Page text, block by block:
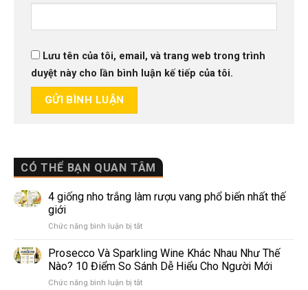
CÓ THỂ BẠN QUAN TÂM
4 giống nho trắng làm rượu vang phổ biến nhất thế
giới
Chức năng bình luận bị tắtở
giống
nho
trắng
làm
Prosecco Và Sparkling Wine Khác Nhau Như Thế
Nào? 10 Điểm So Sánh Dễ Hiểu Cho Người Mới
Chức năng bình luận bị tắtở
Lưu tên của tôi, email, và trang web trong trình
duyệt này cho lần bình luận kế tiếp của tôi.